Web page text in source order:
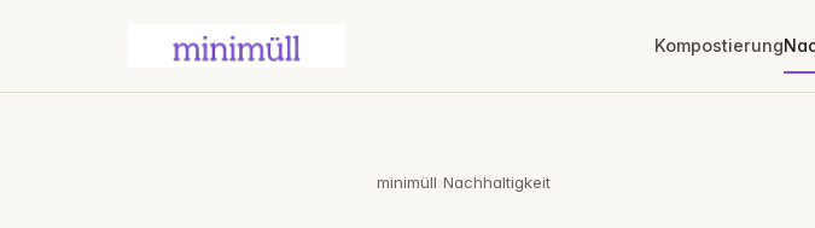
Kompostierung
minimüll›Nachhaltigkeit